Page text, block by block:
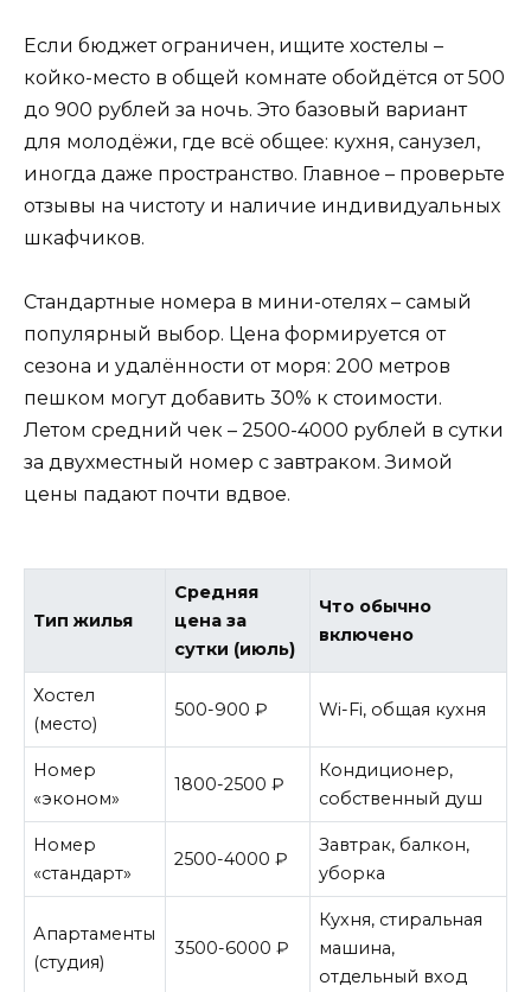
Если бюджет ограничен, ищите хостелы –
койко-место в общей комнате обойдётся от 500
до 900 рублей за ночь. Это базовый вариант
для молодёжи, где всё общее: кухня, санузел,
иногда даже пространство. Главное – проверьте
отзывы на чистоту и наличие индивидуальных
шкафчиков.
Стандартные номера в мини-отелях – самый
популярный выбор. Цена формируется от
сезона и удалённости от моря: 200 метров
пешком могут добавить 30% к стоимости.
Летом средний чек – 2500-4000 рублей в сутки
за двухместный номер с завтраком. Зимой
цены падают почти вдвое.
Тип жилья
Средняя
цена за
сутки (июль)
Что обычно
включено
Хостел
(место)
500-900 ₽ Wi-Fi, общая кухня
Номер
«эконом»
1800-2500 ₽
Кондиционер,
собственный душ
Номер
«стандарт»
2500-4000 ₽
Завтрак, балкон,
уборка
Апартаменты
(студия)
3500-6000 ₽
Кухня, стиральная
машина,
отдельный вход